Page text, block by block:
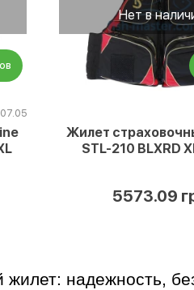
Нет в
Жилет
STL-210 BLXRD
5573.09
надежность,